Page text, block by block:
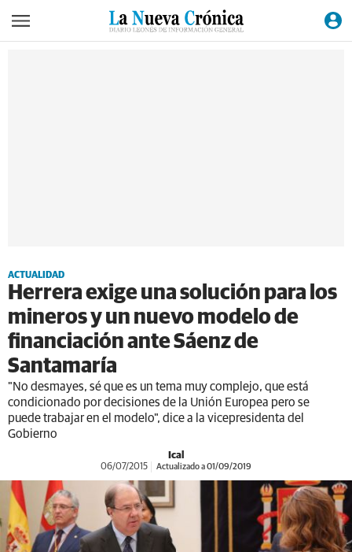
ACTUALIDAD
Herrera exige una solución para los
mineros y un nuevo modelo de
financiación ante Sáenz de
Santamaría
"No desmayes, sé que es un tema muy complejo, que está
condicionado por decisiones de la Unión Europea pero se
puede trabajar en el modelo", dice a la vicepresidenta del
Gobierno
Ical
06/07/2015 Actualizado a 01/09/2019